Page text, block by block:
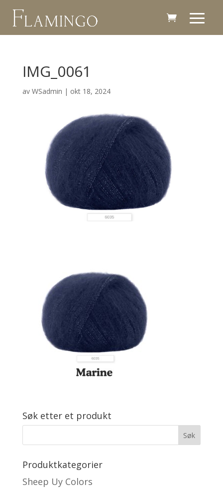
IMG_0061
av WSadmin | okt 18, 2024
Søk etter et produkt
Produktkategorier
Sheep Uy Colors